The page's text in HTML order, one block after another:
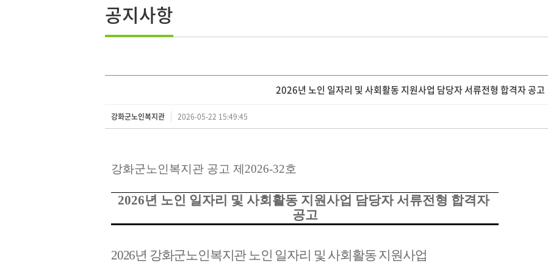
공지사항
2026년 노인 일자리 및 사회활동 지원사업 담당자 서류전형 합격자 공고
강화군노인복지관 2026-05-22 15:49:45
강화군노인복지관 공고 제 2026-32호
2026년 노인 일자리 및 사회활동 지원사업 담당자 서류전형 합격자
공고
2026년 강화군노인복지관 노인 일자리 및 사회활동 지원사업